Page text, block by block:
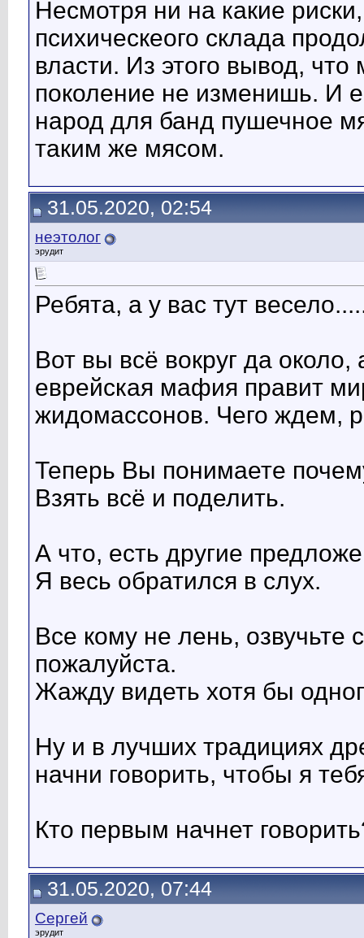
Несмотря ни на какие
психическеого склада
власти. Из этого вывод,
поколение не изменишь. И
народ для банд пушечное
таким же мясом.
31.05.2020, 02:54
неэтолог
эрудит
Ребята, а у вас тут
Вот вы всё вокруг да около,
еврейская мафия правит
жидомассонов. Чего ждем,
Теперь Вы понимаете
Взять всё и поделить.
А что, есть другие
Я весь обратился в слух.
Все кому не лень,
пожалуйста.
Жажду видеть хотя бы
Ну и в лучших традициях
начни говорить, чтобы я
Кто первым начнет
31.05.2020, 07:44
Сергей
эрудит